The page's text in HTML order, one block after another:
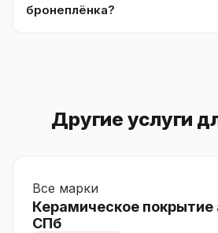
бронеплёнка?
Другие услуги
Все марки
Керамическое покрытие
СПб